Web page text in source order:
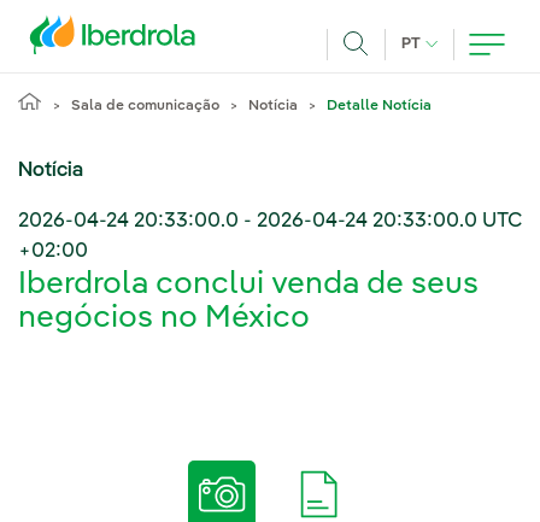
PT IDIOMA ATUAL,
Sala de comunicação Notícia Detalle Notícia
Notícia
2026-04-24 20:33:00.0 - 2026-04-24 20:33:00.0 UTC
+02:00
Iberdrola conclui venda de seus
negócios no México